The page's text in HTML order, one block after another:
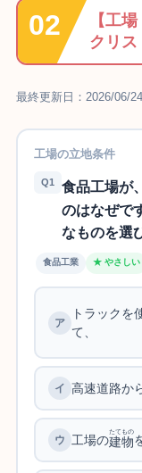
【工
クリス
最終更新日：2026/06/24
工場の立地条件
Q1 食品工場が
のはなぜで
なものを選
食品工業 ★ やさしい
トラックを
て、
高速道路か
工場の建物
たてもの